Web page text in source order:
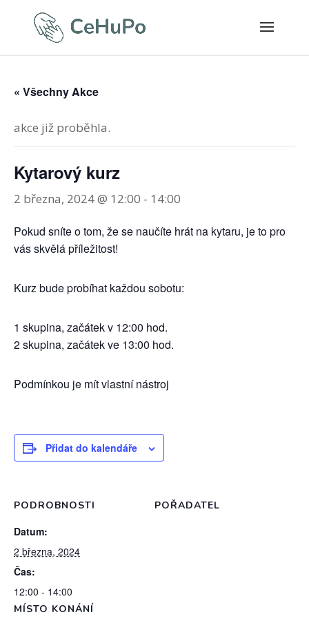
« Všechny Akce
akce již proběhla.
Kytarový kurz
2 března, 2024 @ 12:00 - 14:00
Pokud sníte o tom, že se naučíte hrát na kytaru, je to pro
vás skvělá příležitost!
Kurz bude probíhat každou sobotu:
1 skupina, začátek v 12:00 hod.
2 skupina, začátek ve 13:00 hod.
Podmínkou je mít vlastní nástroj
Přidat do kalendáře
PODROBNOSTI
Datum:
2 března, 2024
Čas:
12:00 - 14:00
MÍSTO KONÁNÍ
POŘADATEL